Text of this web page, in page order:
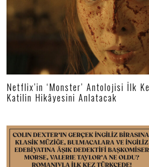
Netflix’in ‘Monster’ Antolojisi İlk
Katilin Hikâyesini Anlatacak